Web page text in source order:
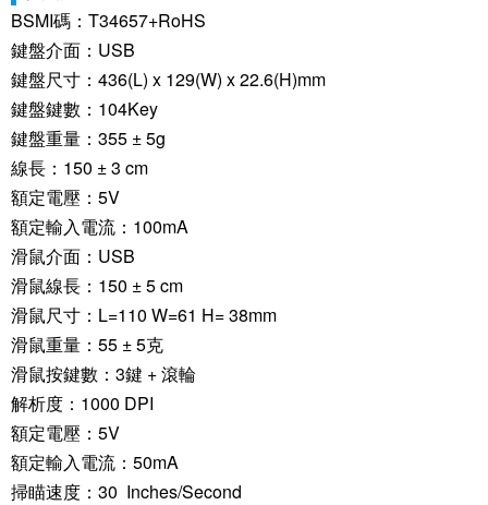
BSMI碼：T34657+RoHS
鍵盤介面：USB
鍵盤尺寸：436(L) x 129(W) x 22.6(H)mm
鍵盤鍵數：104Key
鍵盤重量：355 ± 5g
線長：150 ± 3 cm
額定電壓：5V
額定輸入電流：100mA
滑鼠介面：USB
滑鼠線長：150 ± 5 cm
滑鼠尺寸：L=110 W=61 H= 38mm
滑鼠重量：55 ± 5克
滑鼠按鍵數：3鍵 + 滾輪
解析度：1000 DPI
額定電壓：5V
額定輸入電流：50mA
掃瞄速度：30 Inches/Second